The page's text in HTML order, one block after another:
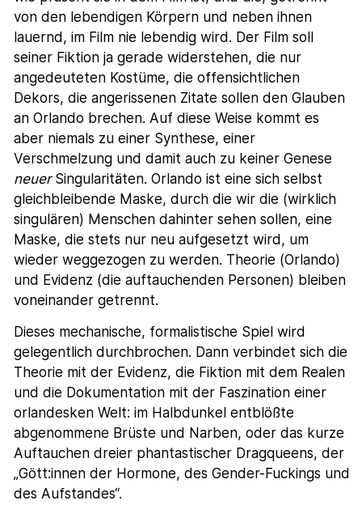
von den lebendigen Körpern und neben ihnen
lauernd, im Film nie lebendig wird. Der Film soll
seiner Fiktion ja gerade widerstehen, die nur
angedeuteten Kostüme, die offensichtlichen
Dekors, die angerissenen Zitate sollen den Glauben
an Orlando brechen. Auf diese Weise kommt es
aber niemals zu einer Synthese, einer
Verschmelzung und damit auch zu keiner Genese
neuerSingularitäten. Orlando ist eine sich selbst
gleichbleibende Maske, durch die wir die (wirklich
singulären) Menschen dahinter sehen sollen, eine
Maske, die stets nur neu aufgesetzt wird, um
wieder weggezogen zu werden. Theorie (Orlando)
und Evidenz (die auftauchenden Personen) bleiben
voneinander getrennt.
Dieses mechanische, formalistische Spiel wird
gelegentlich durchbrochen. Dann verbindet sich die
Theorie mit der Evidenz, die Fiktion mit dem Realen
und die Dokumentation mit der Faszination einer
orlandesken Welt: im Halbdunkel entblößte
abgenommene Brüste und Narben, oder das kurze
Auftauchen dreier phantastischer Dragqueens, der
„Gött:innen der Hormone, des Gender-Fuckings und
des Aufstandes“.